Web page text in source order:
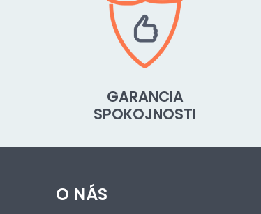
GARANCIA
SPOKOJNOSTI
O NÁS